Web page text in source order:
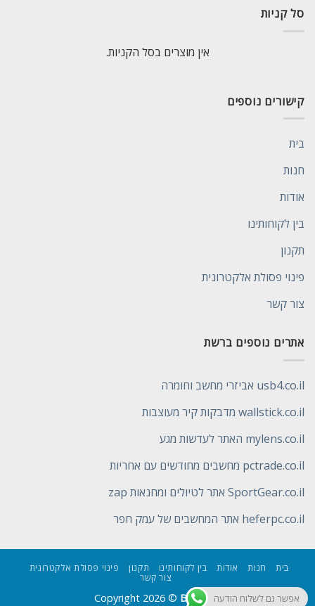
סל קניות
אין מוצרים בסל הקניות.
קישורים נוספים
בית
חנות
אודות
בין לקוחותינו
תקנון
פינוי פסולת אלקטרונית
צור קשר
אתרים נוספים ברשת
usb4.co.il אביזרי מחשב וחומרה
wallstick.co.il מדבקות קיר מעוצבות
mylens.co.il האתר לעדשות מגע
pctrade.co.il מחשבים מחודשים עם אחריות
SportGear.co.il אתר לטיולים ומחנאות zap
heferpc.co.il אתר המחשבים של עמק חפר
בית חנות אודות בין לקוחותינו תקנון
פינוי פסולת אלקטרונית
צור קשר
Copyright 2026 © Be Wiserאפשר גם לשלוח הודעה